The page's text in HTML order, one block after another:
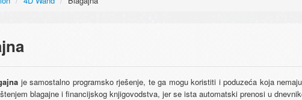
je samostalno programsko rješenje, te ga mogu koristiti i poduzeća koja
blagajne i financijskog knjigovodstva, jer se ista automatski prenosi u